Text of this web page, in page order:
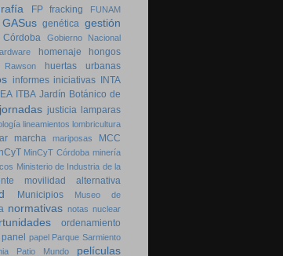
FP fracking
FUNAM
GASus genética gestión
Gobierno Nacional
homenaje hongos
Rawson
huertas urbanas
informes iniciativas INTA
ITBA Jardín Botánico de
jornadas justicia lamparas
lineamientos lombricultura
marcha mariposas
MCC
MinCyT Córdoba minería
Ministerio de Industria de la
movilidad alternativa
Municipios
Museo de
normativas notas nuclear
ordenamiento
panel papel Parque Sarmiento
Patio Mundo películas